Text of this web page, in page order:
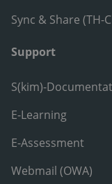
Sync & Share (TH-
Support
S(kim)-
E-Learning
E-Assessment
Webmail (OWA)